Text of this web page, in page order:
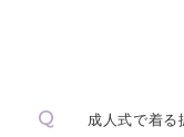
成人式で着る